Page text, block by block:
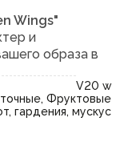
Wings"
и
образа в
V20 w
Фруктовые
гардения, мускус